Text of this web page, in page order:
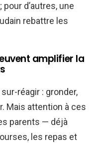
; pour d’autres, une
rebattre les
amplifier la
réagir : gronder,
Mais attention à ces
parents — déjà
les repas et